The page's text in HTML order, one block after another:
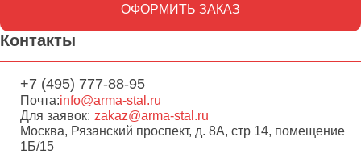
ОФОРМИТЬ ЗАКАЗ
Контакты
+7 (495) 777-88-95
Почта:info@arma-stal.ru
Для заявок: zakaz@arma-stal.ru
Москва, Рязанский проспект, д. 8А, стр 14, помещение
1Б/15